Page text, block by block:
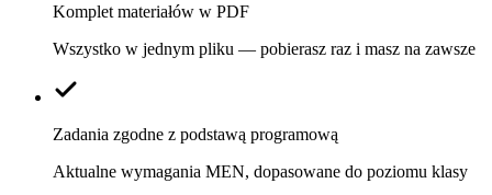
Komplet materiałów w PDF
Wszystko w jednym pliku — pobierasz raz i masz na zawsze
Zadania zgodne z podstawą programową
Aktualne wymagania MEN, dopasowane do poziomu klasy